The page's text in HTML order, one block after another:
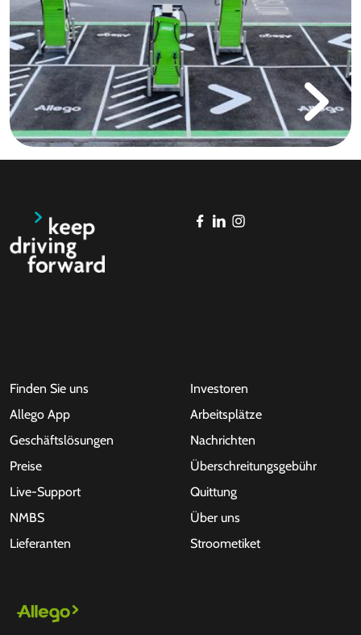
Finden Sie uns
Allego App
Geschäftslösungen
Preise
Live-Support
NMBS
Lieferanten
Investoren
Arbeitsplätze
Nachrichten
Überschreitungsgebühr
Quittung
Über uns
Stroometiket